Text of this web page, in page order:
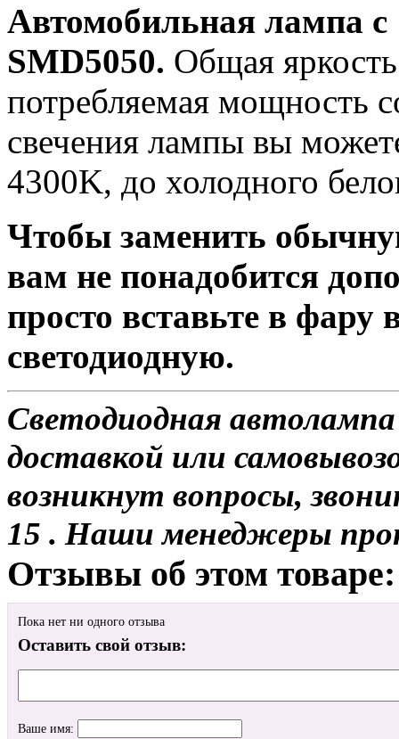
Автомобильная лампа
SMD5050. Общая
потребляемая мощность
свечения лампы вы
4300K, до холодного
Чтобы заменить
вам не понадобится
просто вставьте в
светодиодную.
Светодиодная
доставкой или
возникнут вопросы,
15 . Наши менеджеры
Отзывы об этом товаре:
Пока нет ни одного отзыва
Оставить свой отзыв:
Ваше имя: